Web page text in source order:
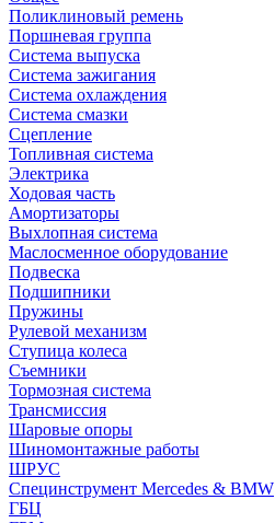
Поликлиновый ремень
Поршневая группа
Система выпуска
Система зажигания
Система охлаждения
Система смазки
Сцепление
Топливная система
Электрика
Ходовая часть
Амортизаторы
Выхлопная система
Маслосменное оборудование
Подвеска
Подшипники
Пружины
Рулевой механизм
Ступица колеса
Съемники
Тормозная система
Трансмиссия
Шаровые опоры
Шиномонтажные работы
ШРУС
Специнструмент Mercedes & BMW
ГБЦ